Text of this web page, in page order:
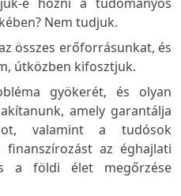
Nem tudjuk.
összes erőforrásunkat, és
útközben kifosztjuk.
gyökerét, és olyan
amely garantálja
valamint a tudósok
az éghajlati
a földi élet megőrzése